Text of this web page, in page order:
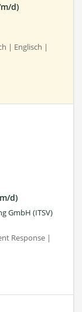
d)
| Englisch |
d)
GmbH (ITSV)
Response |